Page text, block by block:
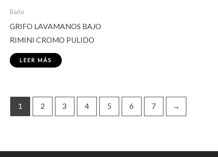
Baño
GRIFO LAVAMANOS BAJO
RIMINI CROMO PULIDO
LEER MÁS
1 2 3 4 5 6 7 →